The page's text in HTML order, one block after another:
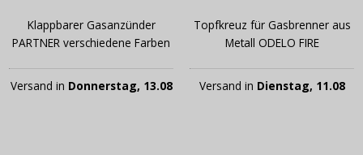
Klappbarer Gasanzünder
PARTNER verschiedene Farben
Versand in Donnerstag, 13.08
Topfkreuz für Gasbrenner aus
Metall ODELO FIRE
Versand in Dienstag, 11.08